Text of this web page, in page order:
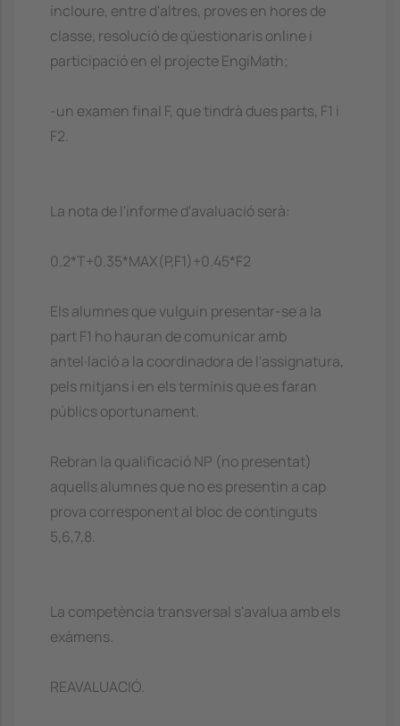
incloure, entre d'altres, proves en hores de
classe, resolució de qüestionaris online i
participació en el projecte EngiMath;
-un examen final F, que tindrà dues parts, F1 i
F2.
La nota de l'informe d'avaluació serà:
0.2*T+0.35*MAX(P,F1)+0.45*F2
Els alumnes que vulguin presentar-se a la
part F1 ho hauran de comunicar amb
antel·lació a la coordinadora de l'assignatura,
pels mitjans i en els terminis que es faran
públics oportunament.
Rebran la qualificació NP (no presentat)
aquells alumnes que no es presentin a cap
prova corresponent al bloc de continguts
5,6,7,8.
La competència transversal s'avalua amb els
exàmens.
REAVALUACIÓ.